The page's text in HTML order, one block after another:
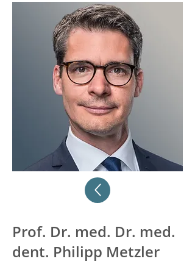
Prof. Dr. med. Dr. med.
dent. Philipp Metzler